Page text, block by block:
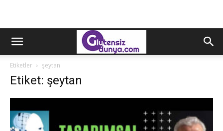
Etiketler şeytan
Etiket: şeytan